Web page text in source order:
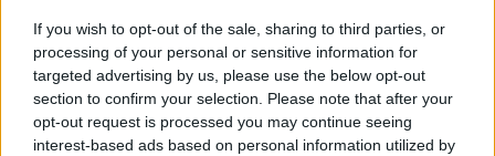
If you wish to opt-out of the sale, sharing to third parties, or
processing of your personal or sensitive information for
targeted advertising by us, please use the below opt-out
section to confirm your selection. Please note that after your
opt-out request is processed you may continue seeing
interest-based ads based on personal information utilized by